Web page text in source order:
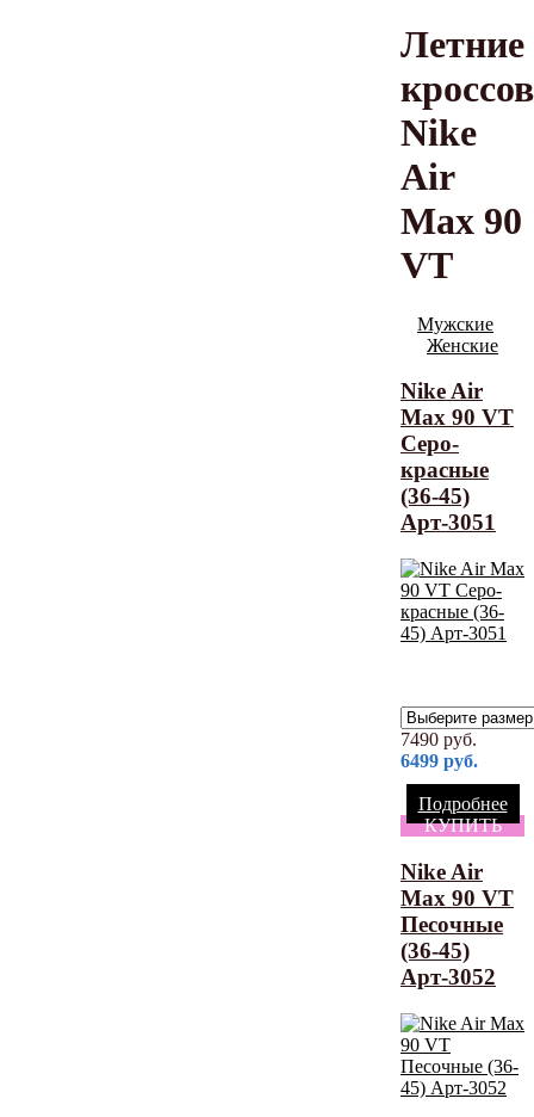
Летние
Nike
Air
Max 90
VT
Мужские
Женские
Nike Air
Max 90 VT
Серо-
красные
(36-45)
Арт-3051
7490 руб.
6499 руб.
Подробнее
КУПИТЬ
Nike Air
Max 90 VT
Песочные
(36-45)
Арт-3052